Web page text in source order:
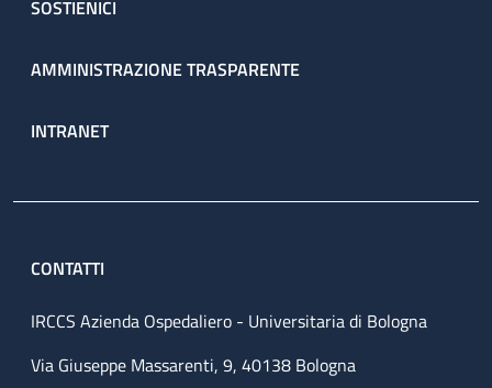
SOSTIENICI
AMMINISTRAZIONE TRASPARENTE
INTRANET
CONTATTI
IRCCS Azienda Ospedaliero - Universitaria di Bologna
Via Giuseppe Massarenti, 9, 40138 Bologna